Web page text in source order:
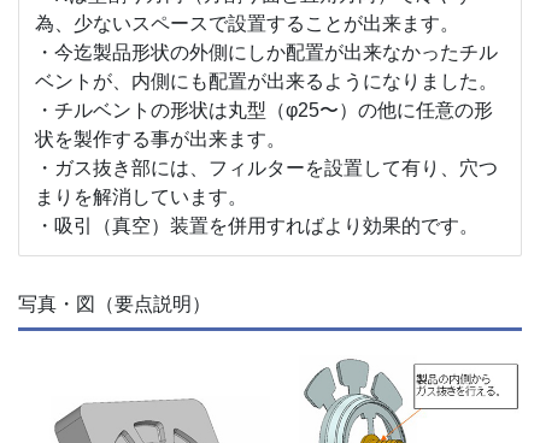
為、少ないスペースで設置することが出来ます。
・今迄製品形状の外側にしか配置が出来なかったチル
ベントが、内側にも配置が出来るようになりました。
・チルベントの形状は丸型（φ25〜）の他に任意の形
状を製作する事が出来ます。
・ガス抜き部には、フィルターを設置して有り、穴つ
まりを解消しています。
・吸引（真空）装置を併用すればより効果的です。
写真・図（要点説明）